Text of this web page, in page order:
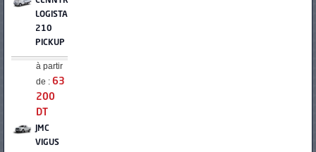
LOGISTAR
210
PICKUP
à partir
de : 63
200
DT
JMC
VIGUS